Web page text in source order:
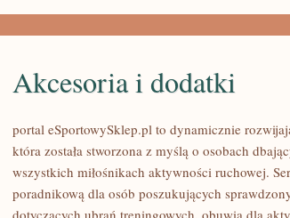
Akcesoria i dodatki
portal eSportowySklep.pl to dynamicznie
która została stworzona z myślą o osobach
wszystkich miłośnikach aktywności ruchowej.
poradnikową dla osób poszukujących
dotyczących ubrań treningowych, obuwia dla